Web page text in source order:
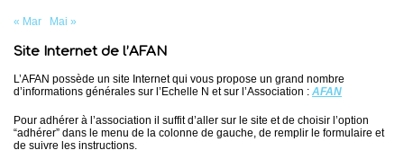
« Mar Mai »
Site Internet de l’AFAN
L’AFAN possède un site Internet qui vous propose un grand nombre
d’informations générales sur l’Echelle N et sur l’Association : AFAN
Pour adhérer à l’association il suffit d’aller sur le site et de choisir l’option
“adhérer” dans le menu de la colonne de gauche, de remplir le formulaire et
de suivre les instructions.